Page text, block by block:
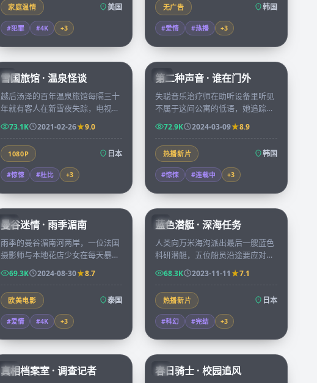
家庭温情 美国
#犯罪 #4K +3
无广告 韩国
#爱情 #热播 +3
JP
99:36
雪国旅馆 · 温泉怪谈
越后汤泽的百年温泉旅馆每隔三十
年就有客人在新雪夜失踪，电视台
综艺组前去探访却发现镜头里多出
了一位无人认识的「住客」。
73.1K 2021-02-26 9.0
1080P 日本
#惊悚 #杜比 +3
KR
72:34
第二种声音 · 谁在门外
失聪音乐治疗师在助听设备里听见
不属于这间公寓的低语，她追踪声
源走进废弃录音棚，发现自己十年
前的失踪记录被人重新打开。
72.9K 2024-03-09 8.9
热播新片 韩国
#惊悚 #连载中 +3
CN
99:03
曼谷迷情 · 雨季湄南
雨季的曼谷湄南河两岸，一位法国
摄影师与本地花店少女在每天暴雨
过后的同一座桥头偶遇七次，第八
天他递出了想留下来的理由。
69.3K 2024-08-30 8.7
欧美电影 泰国
#爱情 #4K +3
JP
45:53
蓝色潜艇 · 深海任务
人类向万米海沟派出最后一艘蓝色
科研潜艇，五位船员沿途要应对未
知声纳源、突发洋流和彼此过去的
秘密。
68.3K 2023-11-11 7.1
热播新片 日本
#科幻 #完结 +3
CN
50:05
真相档案室 · 调查记者 JP
73:38
春日骑士 · 校园追风